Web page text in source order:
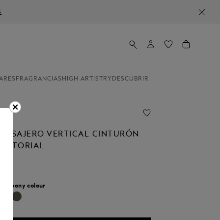
FRAGRANCIAS HIGH ARTISTRY DESCUBRIR
VERTICAL CINTURÓN
Ebony colour